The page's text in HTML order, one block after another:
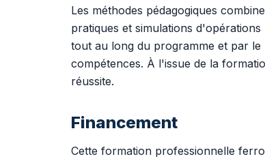
Les méthodes pédagogiques
pratiques et simulations
tout au long du programme et par le
compétences. À l'issue de la
réussite.
Financement
Cette formation professionnelle